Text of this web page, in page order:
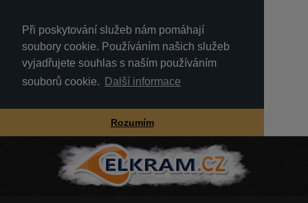
Při poskytování služeb nám pomáhají
soubory cookie. Používáním našich služeb
vyjadřujete souhlas s naším používáním
souborů cookie.
Další informace
Rozumím